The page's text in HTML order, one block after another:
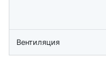
Вентиляция